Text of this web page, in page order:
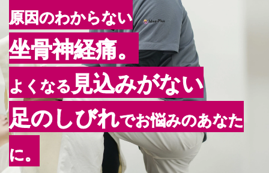
原因のわからない
坐骨神経痛。
よくなる見込みがない
足のしびれでお悩みのあなた
に。